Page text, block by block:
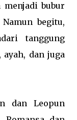
menjadi bubur
begitu,
tanggung
ayah, dan juga
dan Leopun